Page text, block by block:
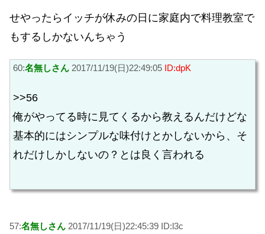
せやったらイッチが休みの日に家庭内で料理教室で
もするしかないんちゃう
60:名無しさん 2017/11/19(日)22:49:05 ID:dpK
>>56
俺がやってる時に見てくるから教えるんだけどな
基本的にはシンプルな味付けとかしないから、そ
れだけしかしないの？とは良く言われる
57:名無しさん 2017/11/19(日)22:45:39 ID:l3c